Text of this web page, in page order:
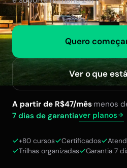
Quero
Ver o que
A partir de R$47/mês·menos
7 dias de garantiaver planos
+80 cursos Certificados
Trilhas organizadas
Garantia 7